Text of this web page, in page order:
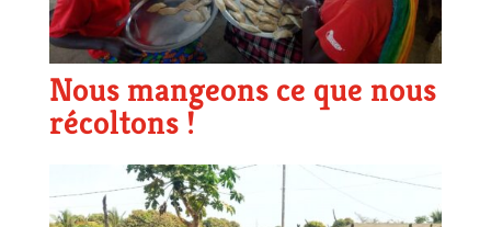
Nous mangeons ce que nous
récoltons !